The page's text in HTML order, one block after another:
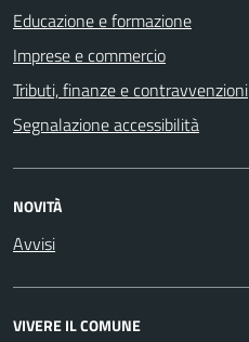
Educazione e formazione
Imprese e commercio
Tributi, finanze e contravvenzioni
Segnalazione accessibilità
NOVITÀ
Avvisi
VIVERE IL COMUNE